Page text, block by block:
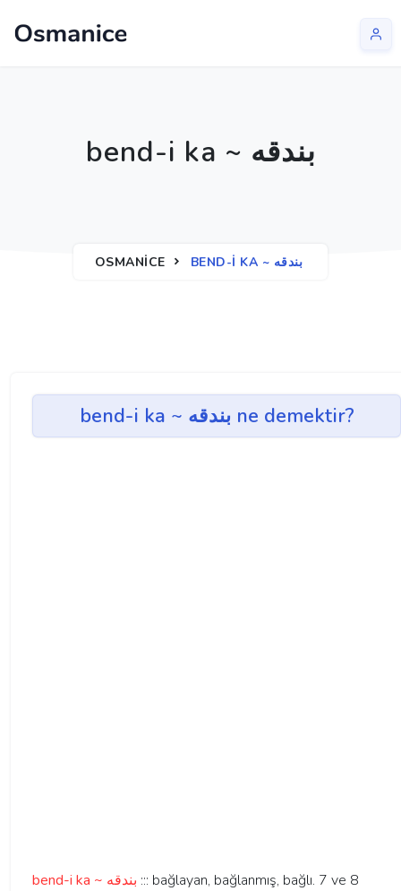
bend-i ka ~ بندقه
OSMANICE BEND-I KA ~ بندقه
bend-i ka ~ بندقه ne demektir?
bend-i ka ~ بندقه ::: bağlayan, bağlanmış, bağlı. 7 ve 8